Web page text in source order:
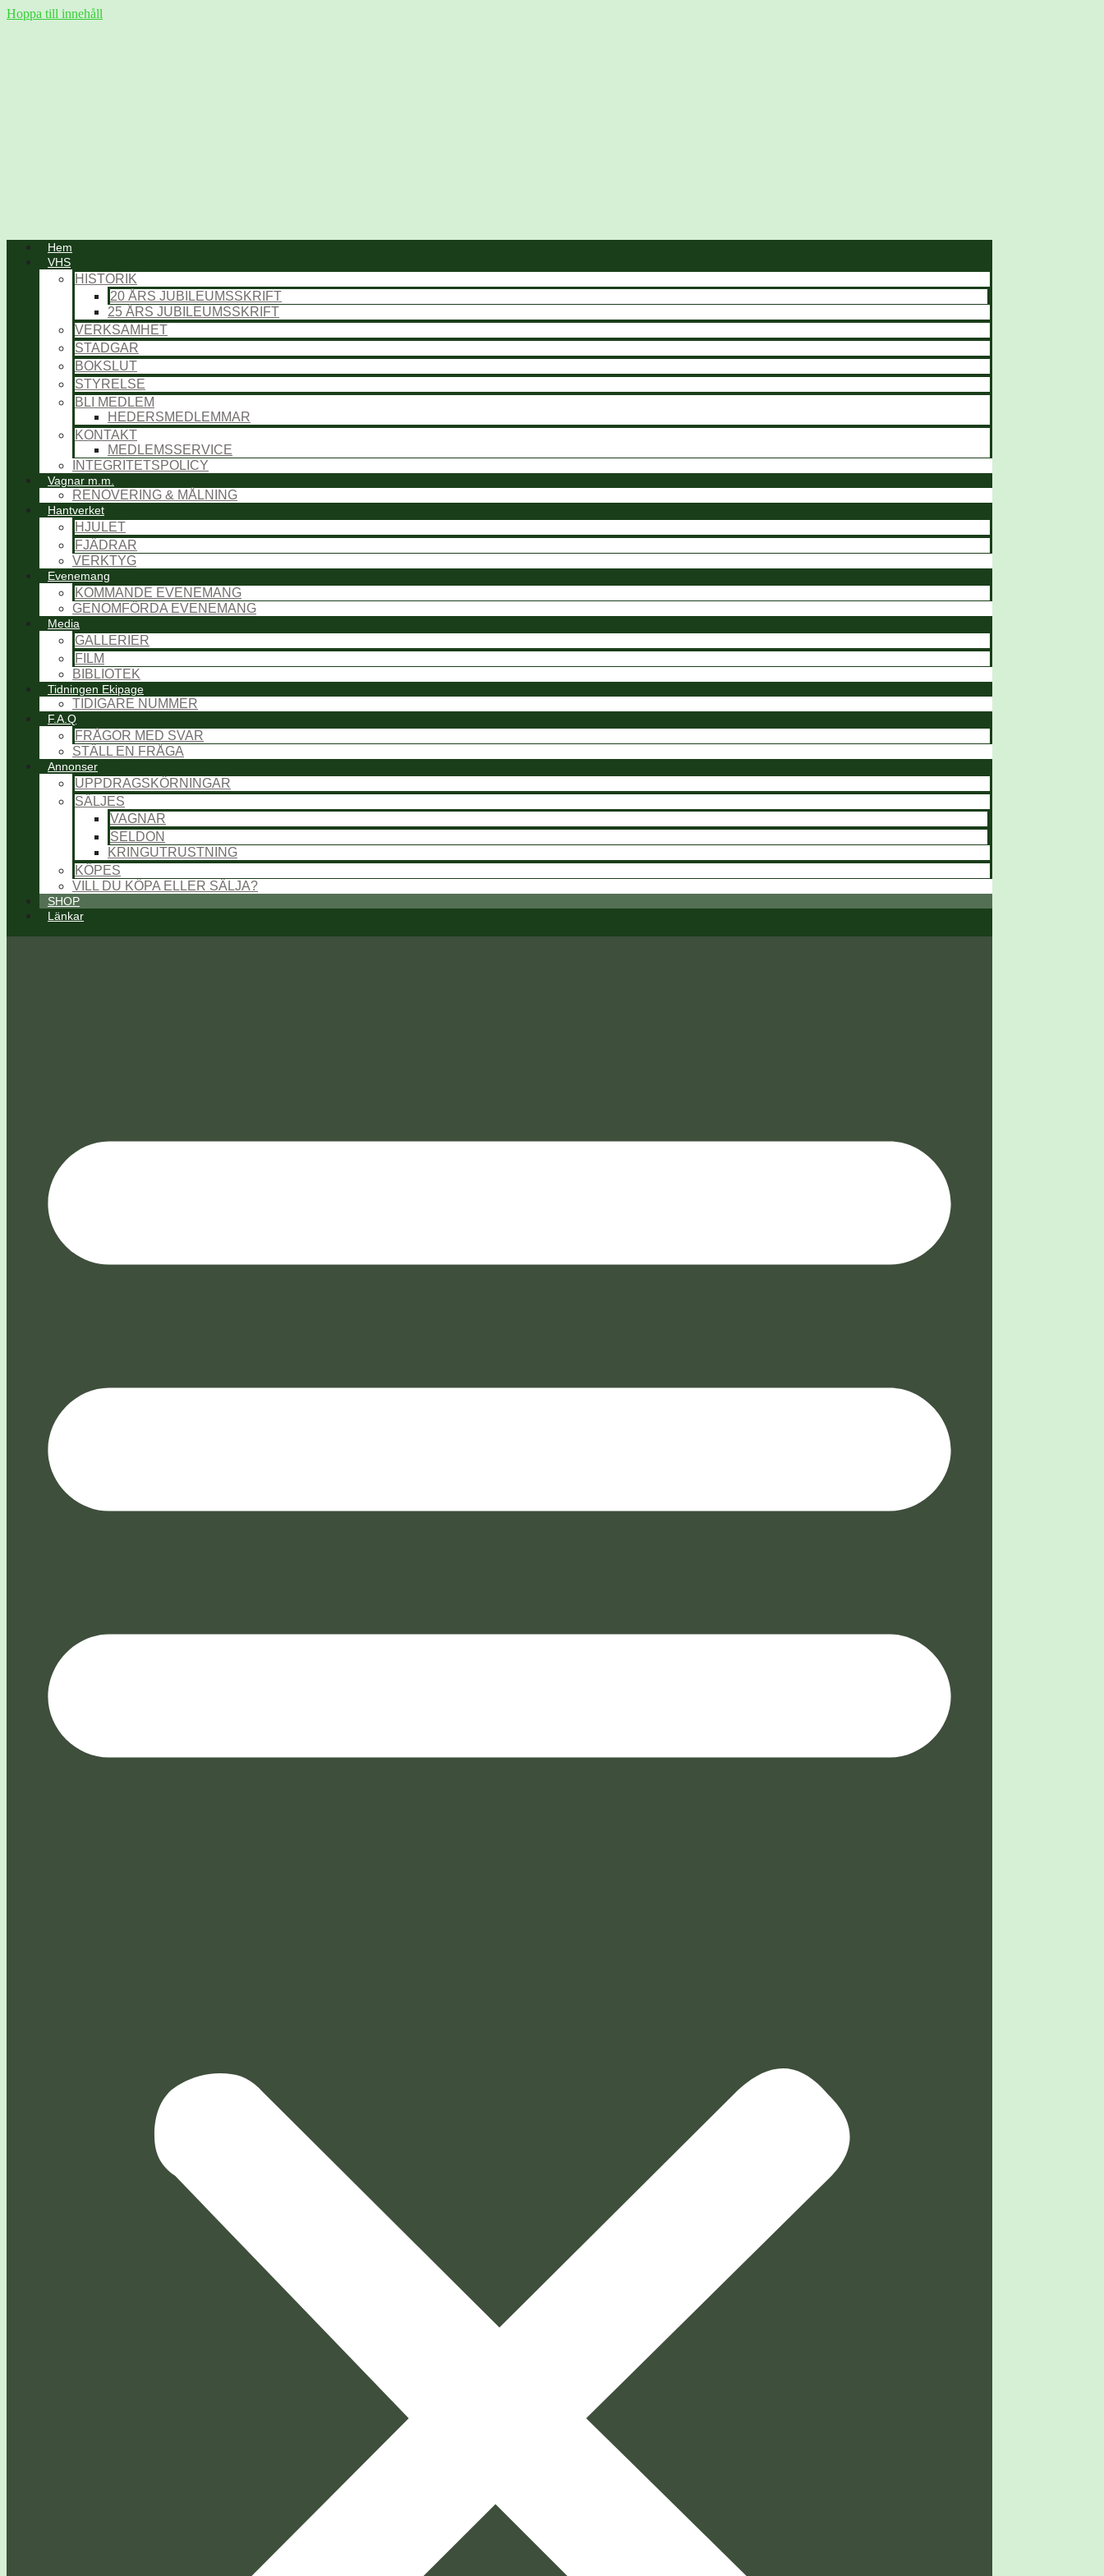
Hoppa till innehåll
Hem
VHS
HISTORIK
20 ÅRS JUBILEUMSSKRIFT
25 ÅRS JUBILEUMSSKRIFT
VERKSAMHET
STADGAR
BOKSLUT
STYRELSE
BLI MEDLEM
HEDERSMEDLEMMAR
KONTAKT
MEDLEMSSERVICE
INTEGRITETSPOLICY
Vagnar m.m.
RENOVERING & MÅLNING
Hantverket
HJULET
FJÄDRAR
VERKTYG
Evenemang
KOMMANDE EVENEMANG
GENOMFÖRDA EVENEMANG
Media
GALLERIER
FILM
BIBLIOTEK
Tidningen Ekipage
TIDIGARE NUMMER
F.A.Q
FRÅGOR MED SVAR
STÄLL EN FRÅGA
Annonser
UPPDRAGSKÖRNINGAR
SÄLJES
VAGNAR
SELDON
KRINGUTRUSTNING
KÖPES
VILL DU KÖPA ELLER SÄLJA?
SHOP
Länkar